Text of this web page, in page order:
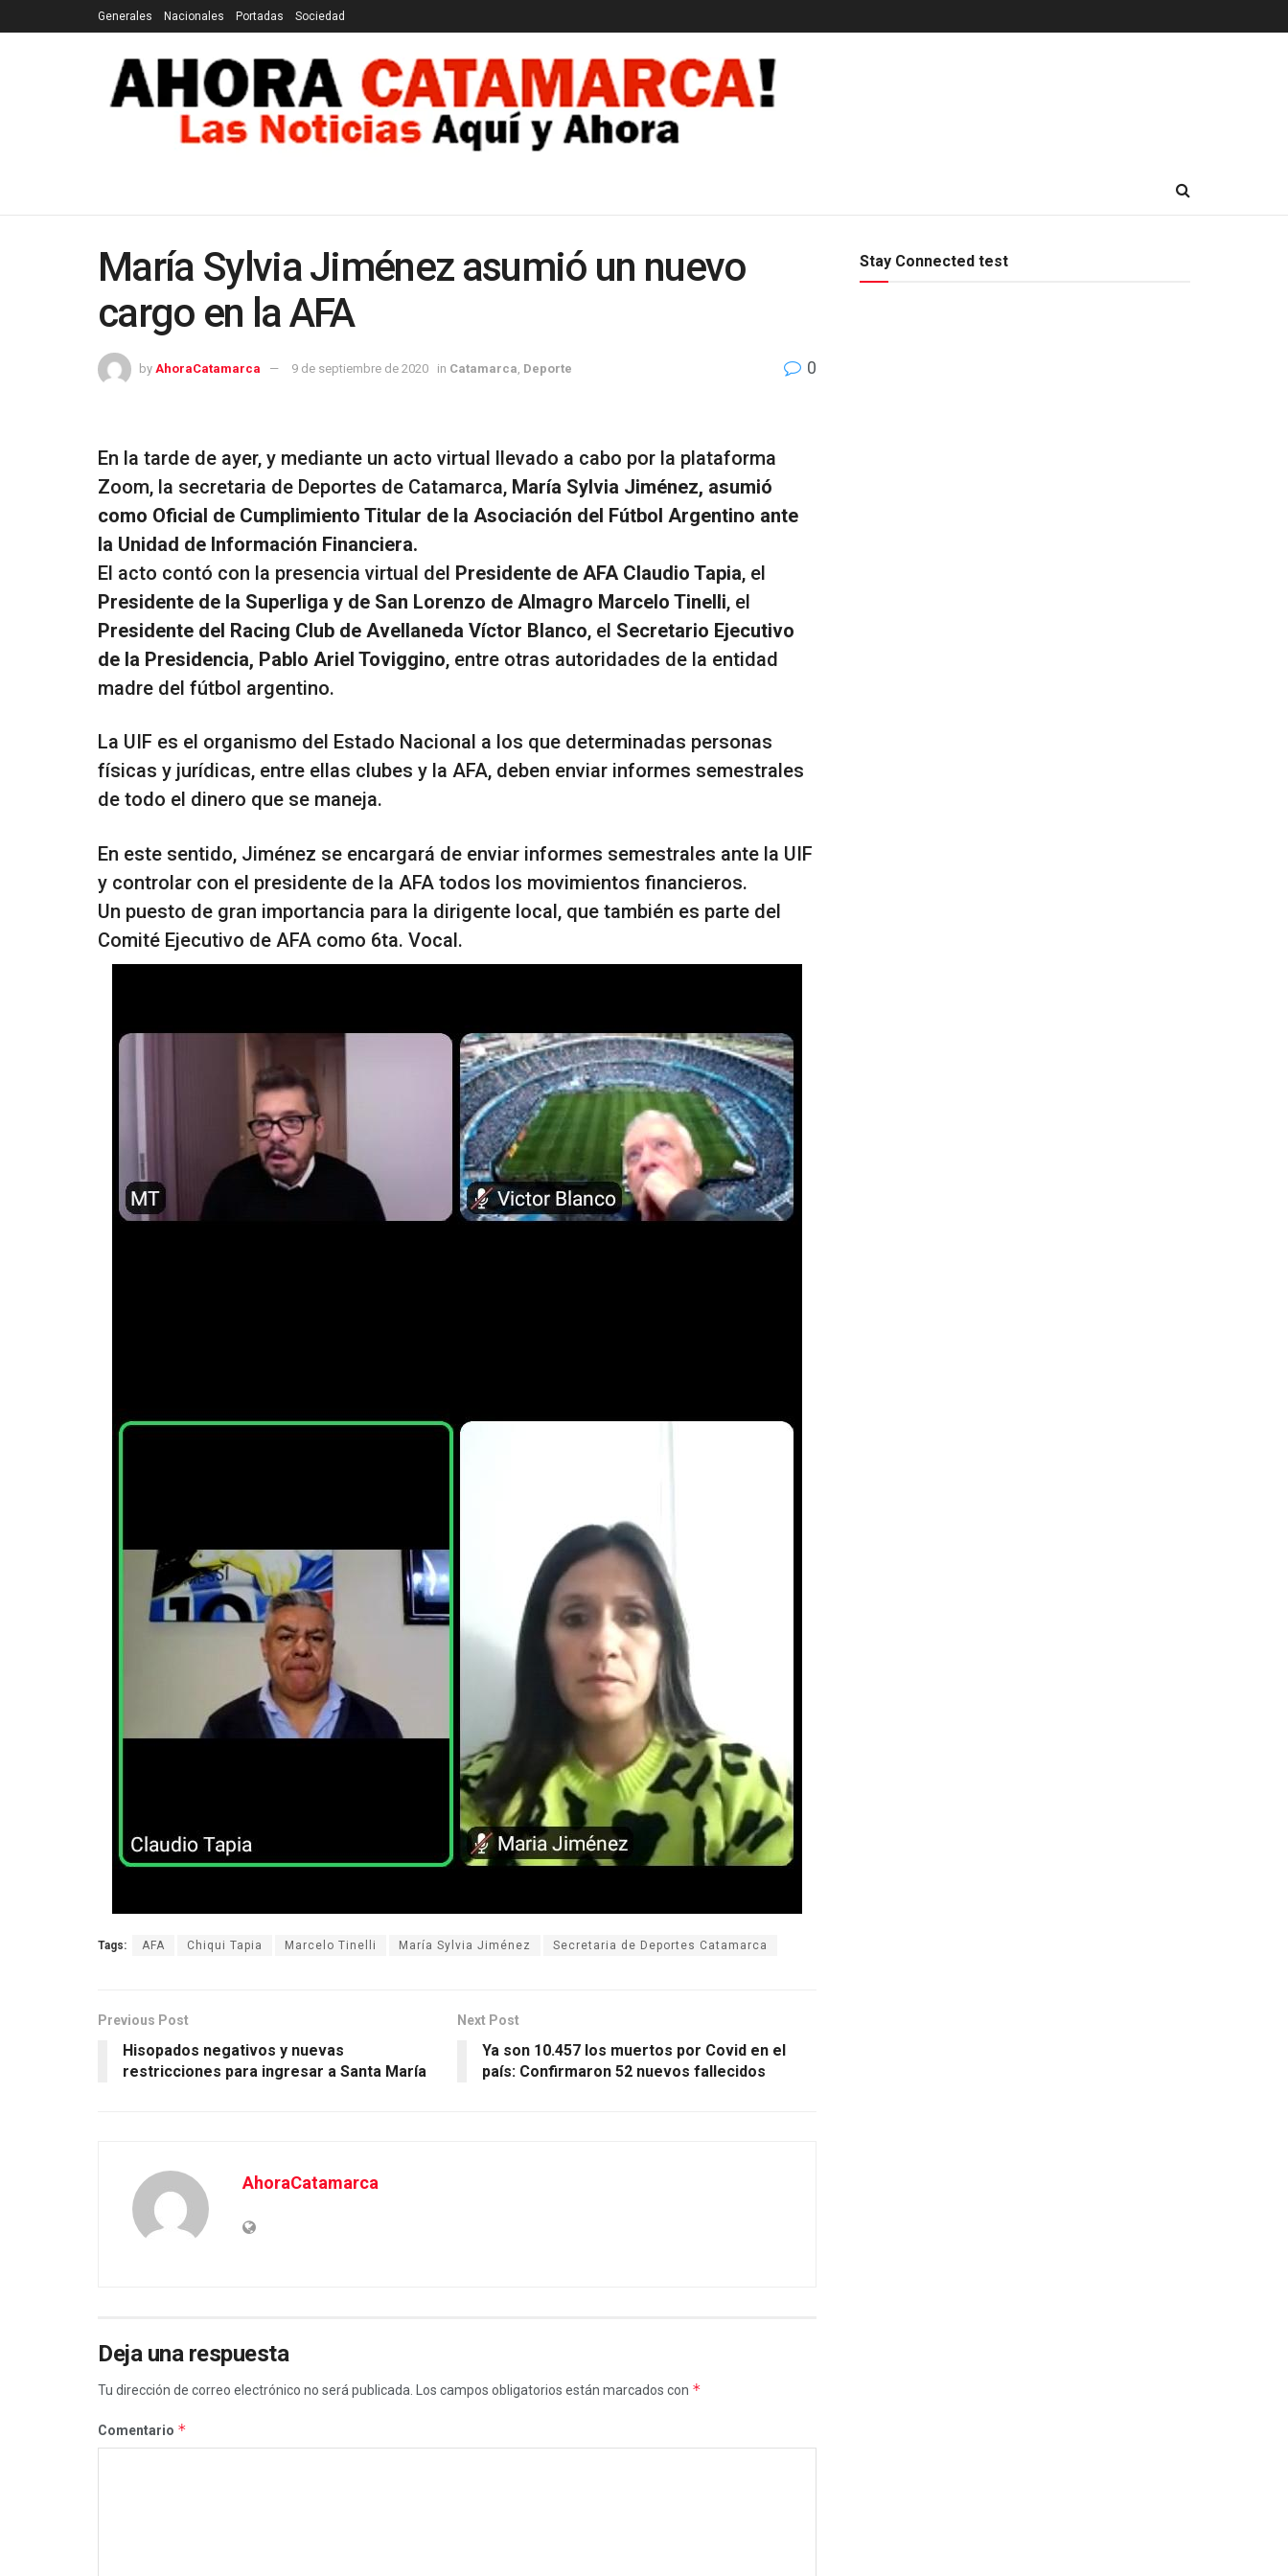
Generales Nacionales Portadas Sociedad
María Sylvia Jiménez asumió un nuevo
cargo en la AFA
by AhoraCatamarca 9 de septiembre de 2020 in Catamarca Deporte 0
En la tarde de ayer, y mediante un acto virtual llevado a cabo por la plataforma
Zoom, la secretaria de Deportes de Catamarca, María Sylvia Jiménez, asumió
como Oficial de Cumplimiento Titular de la Asociación del Fútbol Argentino ante
la Unidad de Información Financiera.
El acto contó con la presencia virtual del Presidente de AFA Claudio Tapia, el
Presidente de la Superliga y de San Lorenzo de Almagro Marcelo Tinelli, el
Presidente del Racing Club de Avellaneda Víctor Blanco, el Secretario Ejecutivo
de la Presidencia, Pablo Ariel Toviggino, entre otras autoridades de la entidad
madre del fútbol argentino.
La UIF es el organismo del Estado Nacional a los que determinadas personas
físicas y jurídicas, entre ellas clubes y la AFA, deben enviar informes semestrales
de todo el dinero que se maneja.
En este sentido, Jiménez se encargará de enviar informes semestrales ante la UIF
y controlar con el presidente de la AFA todos los movimientos financieros.
Un puesto de gran importancia para la dirigente local, que también es parte del
Comité Ejecutivo de AFA como 6ta. Vocal.
Tags: AFA Chiqui Tapia Marcelo Tinelli María Sylvia Jiménez Secretaria de Deportes Catamarca
Previous Post
Hisopados negativos y nuevas
restricciones para ingresar a Santa María
Next Post
Ya son 10.457 los muertos por Covid en el
país: Confirmaron 52 nuevos fallecidos
AhoraCatamarca
Deja una respuesta
Tu dirección de correo electrónico no será publicada. Los campos obligatorios están marcados con *
Comentario *
Stay Connected test